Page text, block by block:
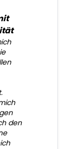
den